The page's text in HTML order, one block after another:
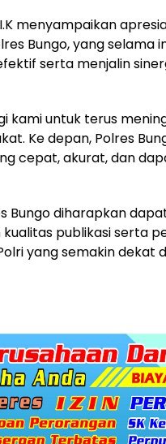
menyampaikan
Bungo, yang selama
serta menjalin
kami untuk terus
Ke depan, Polres
cepat, akurat, dan
Bungo diharapkan
publikasi serta
yang semakin dekat